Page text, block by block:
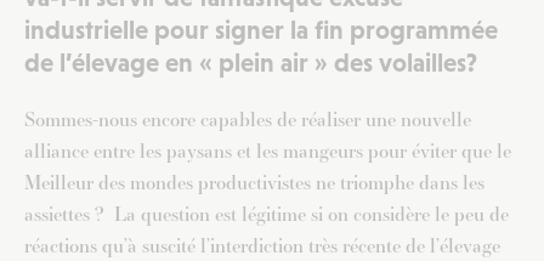
industrielle pour signer la fin programmée
de l’élevage en « plein air » des volailles?
Sommes-nous encore capables de réaliser une nouvelle
alliance entre les paysans et les mangeurs pour éviter que le
Meilleur des mondes productivistes ne triomphe dans les
assiettes ? La question est légitime si on considère le peu de
réactions qu’à suscité l’interdiction très récente de l’élevage